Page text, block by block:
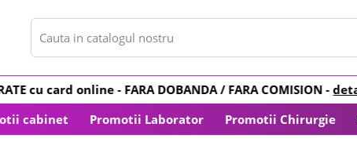
cu card online -FARA DOBANDA/ FARA COMISION -detalii
cabinet Promotii Laborator Promotii Chirurgie